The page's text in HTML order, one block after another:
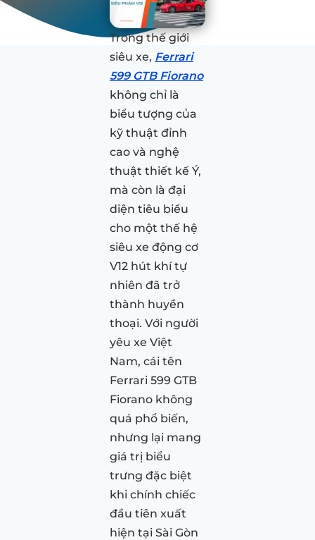
Trong thế giới
siêu xe, Ferrari
599 GTB Fiorano
không chỉ là
biểu tượng của
kỹ thuật đỉnh
cao và nghệ
thuật thiết kế Ý,
mà còn là đại
diện tiêu biểu
cho một thế hệ
siêu xe động cơ
V12 hút khí tự
nhiên đã trở
thành huyền
thoại. Với người
yêu xe Việt
Nam, cái tên
Ferrari 599 GTB
Fiorano không
quá phổ biến,
nhưng lại mang
giá trị biểu
trưng đặc biệt
khi chính chiếc
đầu tiên xuất
hiện tại Sài Gòn